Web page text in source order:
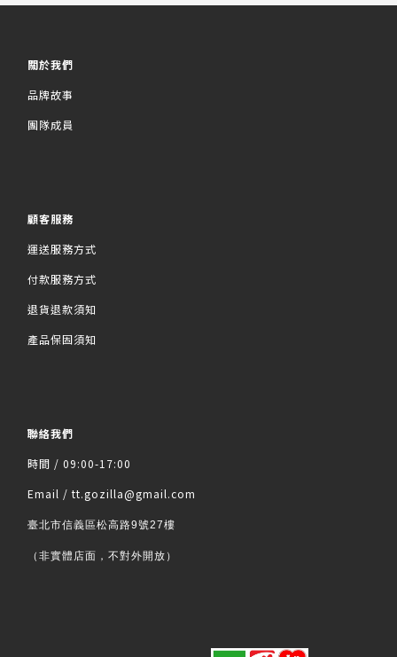
關於我們
品牌故事
團隊成員
顧客服務
運送服務方式
付款服務方式
退貨退款須知
產品保固須知
聯絡我們
時間 / 09:00-17:00
Email / tt.gozilla@gmail.com
臺北市信義區松高路9號27樓
（非實體店面，不對外開放）